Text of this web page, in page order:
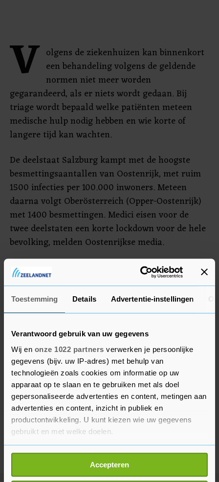
Toestemming Details Advertentie-instellingen
Verantwoord gebruik van uw gegevens
Wij en onze 1022 partners verwerken je persoonlijke
gegevens (bijv. uw IP-adres) met behulp van
technologieën zoals cookies om informatie op uw
apparaat op te slaan en te gebruiken met als doel
gepersonaliseerde advertenties en content, metingen aan
advertenties en content, inzicht in publiek en
productontwikkeling. U kunt kiezen wie uw gegevens
gebruikt en met welke doelen.
Als u het toestaat, willen we ook graag:
Informatie verzamelen over uw geografische
locatie, die tot een paar meter nauwkeurig kan zijn
Accepteren
V olgens de ziekenhuizen kan binnenkort
een behandeling volgens de geldende
normen niet meer worden
gegarandeerd, als er niets wordt gedaan. Bij
triage wordt bepaald welke patiënten meteen
medische hulp nodig hebben en wie korte of
langere tijd kan wachten.
De deelstaat Salzburg kampt met de hoogste
besmettingsaantallen van Oostenrijk, met ruim
1500 infecties per 100.000 inwoners. Meteen
daarna volgt Oberösterreich (Opper-Oostenrijk)
met 1400 besmettingen. Medici eisen voor de
twee deelstaten een korte lockdown voor de hele
bevolking, melden Oostenrijkse media.
In heel Oostenrijk geldt al een lockdown voor
ongevaccineerden.